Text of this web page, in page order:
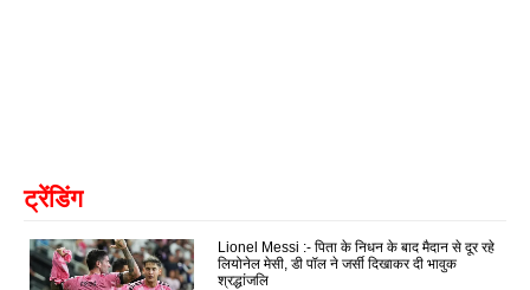
ट्रेंडिंग
Lionel Messi :- पिता के निधन के बाद मैदान से दूर रहे
लियोनेल मेसी, डी पॉल ने जर्सी दिखाकर दी भावुक
श्रद्धांजलि